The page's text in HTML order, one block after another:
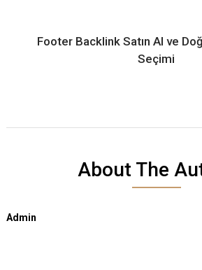
Footer Backlink Satın Al ve
Seçimi
About The
Admin